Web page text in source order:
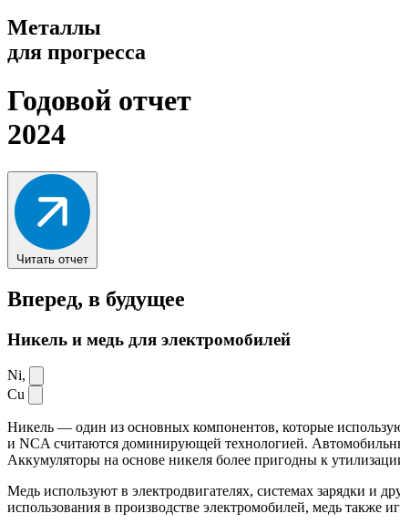
Металлы
для прогресса
Годовой отчет
2024
Читать отчет
Вперед, в будущее
Никель и медь для электромобилей
Ni,
Cu
Никель — один из основных компонентов, которые
и NCA считаются доминирующей технологией.
Аккумуляторы на основе никеля более пригодны к
Медь используют в электродвигателях, системах зарядки и
использования в производстве электромобилей, медь также